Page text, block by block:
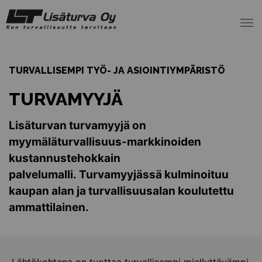
TURVALLISEMPI TYÖ- JA ASIOINTIYMPÄRISTÖ
TURVAMYYJÄ
Lisäturvan turvamyyjä on
myymäläturvallisuus-markkinoiden
kustannustehokkain
palvelumalli. Turvamyyjässä kulminoituu
kaupan alan ja turvallisuusalan koulutettu
ammattilainen.